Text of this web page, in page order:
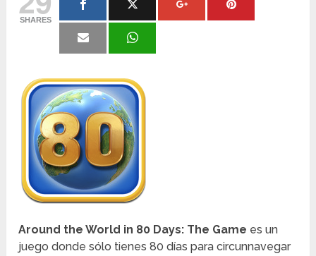
SHARES
Around the World in 80 Days: The Game es un
juego donde sólo tienes 80 días para circunnavegar